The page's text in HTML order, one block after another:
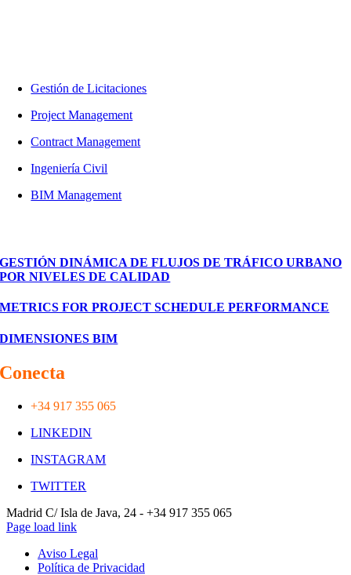
Gestión de Licitaciones
Project Management
Contract Management
Ingeniería Civil
BIM Management
GESTIÓN DINÁMICA DE FLUJOS DE TRÁFICO URBANO
POR NIVELES DE CALIDAD
METRICS FOR PROJECT SCHEDULE PERFORMANCE
DIMENSIONES BIM
Conecta
+34 917 355 065
LINKEDIN
INSTAGRAM
TWITTER
Toggle
Sliding
Area
Madrid C/ Isla de Java, 24 - +34 917 355 065
Page load link
Aviso Legal
Política de Privacidad